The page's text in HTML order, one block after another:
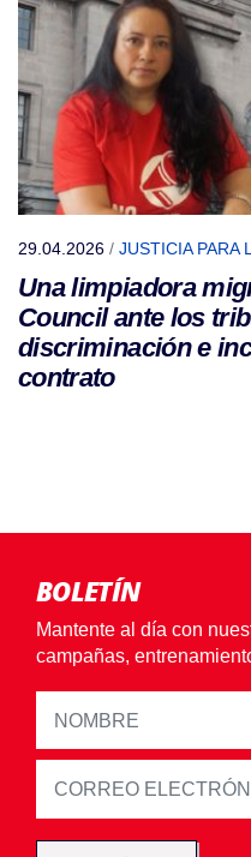
29.04.2026 / JUSTICIA PARA
Una limpiadora
Council ante los
discriminación e
contrato
BOLETÍN
Mantente al día con
campañas,